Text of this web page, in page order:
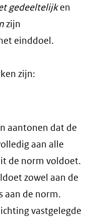
gedeeltelijken
zijn
einddoel.
zijn:
aantonen dat de
aan alle
de norm voldoet.
zowel aan de
aan de norm.
vastgelegde